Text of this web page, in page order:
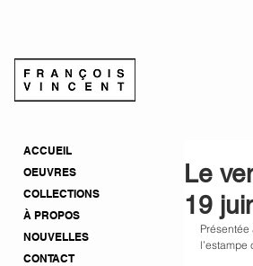
ACCUEIL
OEUVRES
COLLECTIONS
À PROPOS
NOUVELLES
CONTACT
Le
19